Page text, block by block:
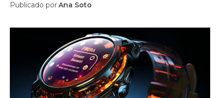
Publicado porAna Soto